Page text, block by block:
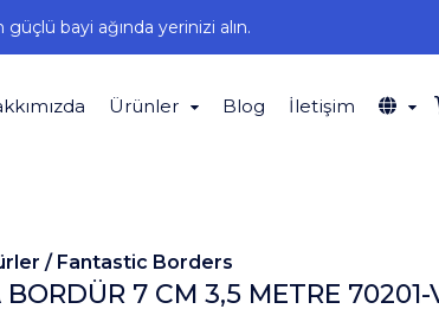
bayi ağında yerinizi alın.
Ürünler Blog İletişim
/ Fantastic Borders
7 CM 3,5 METRE 70201-